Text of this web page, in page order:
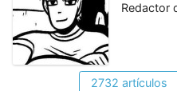
Redactor
2732 artículos